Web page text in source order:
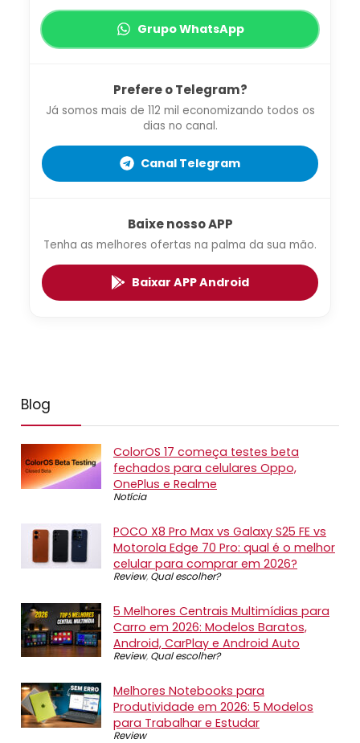
Grupo WhatsApp
Prefere o Telegram?
Já somos mais de 112 mil economizando todos os
dias no canal.
Canal Telegram
Baixe nosso APP
Tenha as melhores ofertas na palma da sua mão.
Baixar APP Android
Blog
ColorOS 17 começa testes beta
fechados para celulares Oppo,
OnePlus e Realme
Notícia
POCO X8 Pro Max vs Galaxy S25 FE vs
Motorola Edge 70 Pro: qual é o melhor
celular para comprar em 2026?
Review, Qual escolher?
5 Melhores Centrais Multimídias para
Carro em 2026: Modelos Baratos,
Android, CarPlay e Android Auto
Review, Qual escolher?
Melhores Notebooks para
Produtividade em 2026: 5 Modelos
para Trabalhar e Estudar
Review